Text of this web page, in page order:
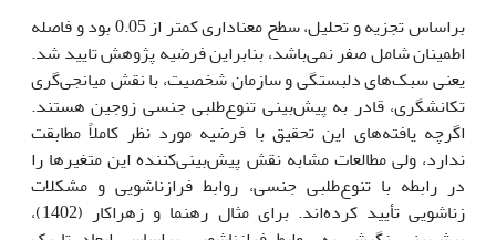
براساس تجزیه و تحلیل، سطح معناداری کمتر از 0.05 بود و فاصله
اطمینان شامل صفر نمی‌باشد، بنابراین فرضیه پژوهش تایید شد.
یعنی سبک‌های دلبستگی و سازمان شخصیت، با نقش میانجی‌گری
تکانشگری، قادر به پیش‌بینی تنوع‌طلبی جنسی زوجین هستند.
اگرچه یافته‌های این تحقیق با فرضیه مورد نظر کاملاً مطابقت
ندارد، ولی مطالعات مشابه نقش پیش‌بینی‌کننده این متغیرها را
در رابطه با تنوع‌طلبی جنسی، روابط فرازناشویی و مشکلات
زناشویی تأیید کرده‌اند. برای مثال رهنما و زهراکار (1402)،